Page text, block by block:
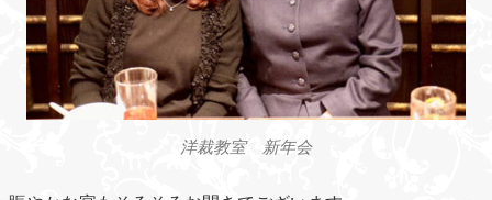
洋裁教室 新年会